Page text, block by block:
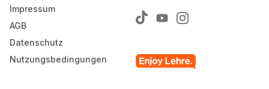
Impressum
AGB
Datenschutz
Nutzungsbedingungen